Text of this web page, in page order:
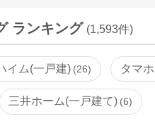
ランキング (1,593件)
イム(一戸建) 26 タマ
三井ホーム(一戸建て) 6